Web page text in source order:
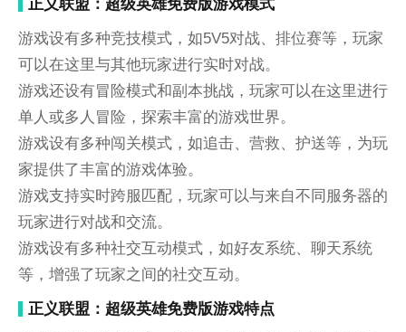
正义联盟：超级英雄免费版游戏模式
游戏设有多种竞技模式，如5V5对战、排位赛等，玩家
可以在这里与其他玩家进行实时对战。
游戏还设有冒险模式和副本挑战，玩家可以在这里进行
单人或多人冒险，探索丰富的游戏世界。
游戏设有多种闯关模式，如追击、营救、护送等，为玩
家提供了丰富的游戏体验。
游戏支持实时跨服匹配，玩家可以与来自不同服务器的
玩家进行对战和交流。
游戏设有多种社交互动模式，如好友系统、聊天系统
等，增强了玩家之间的社交互动。
正义联盟：超级英雄免费版游戏特点